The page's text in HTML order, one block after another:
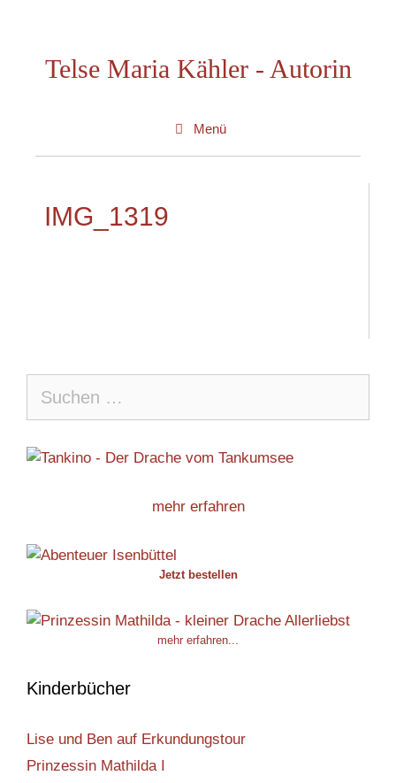
springenTelse Maria Kähler - Autorin
Menü
IMG_1319
nach:
mehr erfahren
Jetzt bestellen
mehr erfahren...
Kinderbücher
Lise und Ben auf Erkundungstour
Prinzessin Mathilda I